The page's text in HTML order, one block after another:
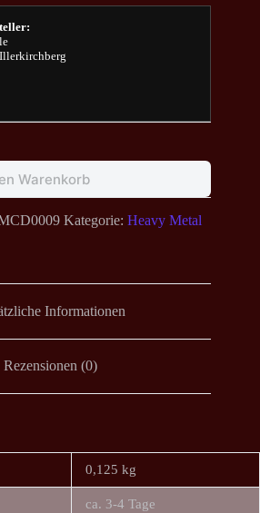
Warenkorb
Kategorie: Heavy Metal
Informationen
Rezensionen (0)
0,125 kg
ca. 3-4 Tage